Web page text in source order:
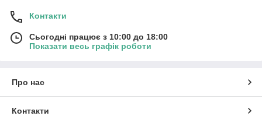
Контакти
Сьогодні працює з 10:00 до 18:00
Показати весь графік роботи
Про нас
Контакти